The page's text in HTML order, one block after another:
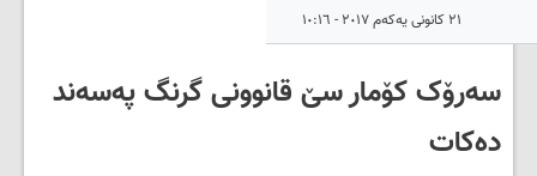
٢١ کانونی یەکەم ٢٠١٧ - ١٠:١٦
سه‌رۆک كۆمار سێ قانوونی گرنگ په‌سه‌ند
ده‌كات